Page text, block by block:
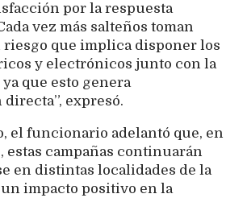
por la respuesta
vez más salteños toman
que implica disponer los
y electrónicos junto con la
que esto genera
expresó.
el funcionario adelantó que, en
estas campañas continuarán
en distintas localidades de la
impacto positivo en la